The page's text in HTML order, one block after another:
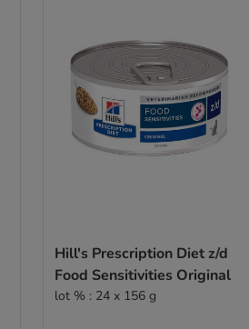
Hill's Prescription Diet z/d
Food Sensitivities Original
lot % : 24 x 156 g